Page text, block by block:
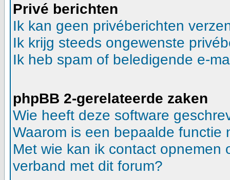
Privé berichten
Ik kan geen privéberichten
Ik krijg steeds ongewenste
Ik heb spam of beledigende e-
phpBB 2-gerelateerde zaken
Wie heeft deze software
Waarom is een bepaalde functie
Met wie kan ik contact opnemen
verband met dit forum?